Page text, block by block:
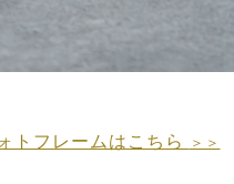
トフレームはこちら ＞＞